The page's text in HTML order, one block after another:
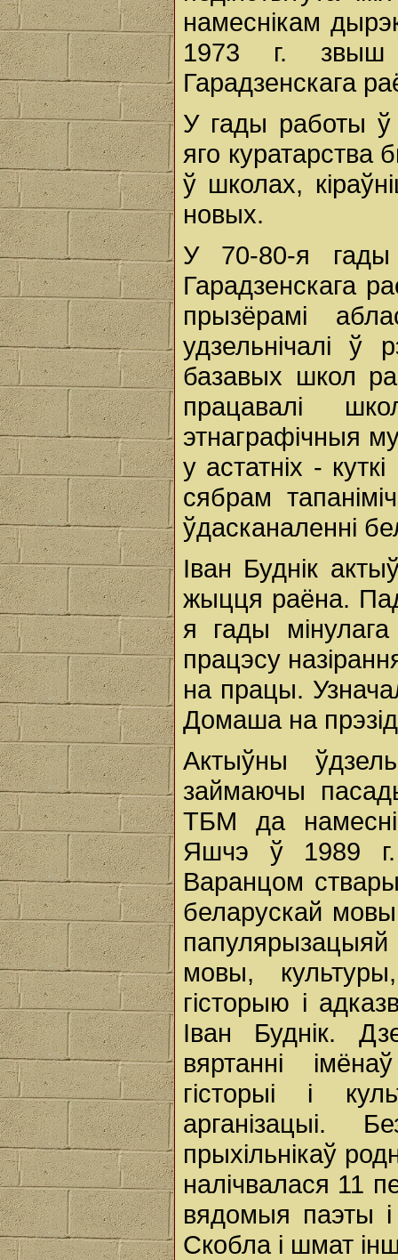
намеснікам
1973 г. звыш
Гарадзенскага
У гады работы ў
яго куратарства
ў школах,
новых.
У 70-80-я гады
Гарадзенскага
прызёрамі
удзельнічалі ў
базавых школ
працавалі
этнаграфічныя
у астатніх -
сябрам
ўдасканаленні
Іван Буднік
жыцця раёна.
я гады
працэсу
на працы.
Домаша на
Актыўны
займаючы
ТБМ да
Яшчэ ў 1989
Варанцом
беларускай
мовы,
гісторыю і
Іван Буднік.
вяртанні
гісторыі і
прыхільнікаў
налічвалася 11
вядомыя паэты і
Скобла і шмат